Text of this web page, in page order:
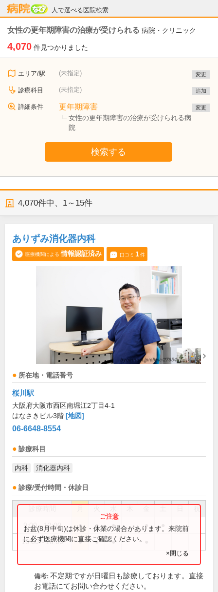
人で選べる医院検索
病院なび
女性の更年期障害の治療が受けられる 病院・クリニック
4,070 件見つかりました
エリア/駅 (未指定) 変更
診療科目 (未指定) 追加
詳細条件 更年期障害
女性の更年期障害の治療が受けられる病
院
変更
検索する
4,070件中、 1～15件
ありずみ消化器内科
医療機関による 情報認証済み 口コミ 1件
所在地・電話番号
桜川駅
大阪府大阪市西区南堀江2丁目4-1
はなさきビル3階 [地図]
06-6648-8554
診療科目
内科 消化器内科
診療/受付時間・休診日
祝
9:00～12:00 ● ● ● ●
16:00～18:00 ● ● ●
お盆(8月中旬)は休診・休業の場合があります。来院前
に必ず医療機関に直接ご確認ください。
×閉じる
備考: 不定期ですが日曜日も診療しております。直接
お電話にてお問い合わせください。